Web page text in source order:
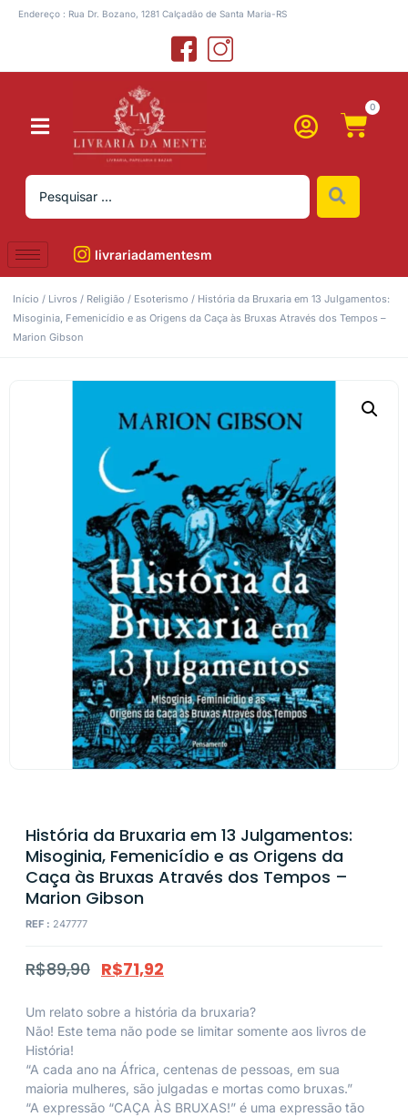
Endereço : Rua Dr. Bozano, 1281 Calçadão de Santa Maria-RS
0
livrariadamentesm
Início / Livros / Religião / Esoterismo / História da Bruxaria em 13 Julgamentos:
Misoginia, Femenicídio e as Origens da Caça às Bruxas Através dos Tempos –
Marion Gibson
História da Bruxaria em 13 Julgamentos:
Misoginia, Femenicídio e as Origens da
Caça às Bruxas Através dos Tempos –
Marion Gibson
REF : 247777
R$89,90 R$71,92
Um relato sobre a história da bruxaria?
Não! Este tema não pode se limitar somente aos livros de
História!
“A cada ano na África, centenas de pessoas, em sua
maioria mulheres, são julgadas e mortas como bruxas.”
“A expressão “CAÇA ÀS BRUXAS!” é uma expressão tão